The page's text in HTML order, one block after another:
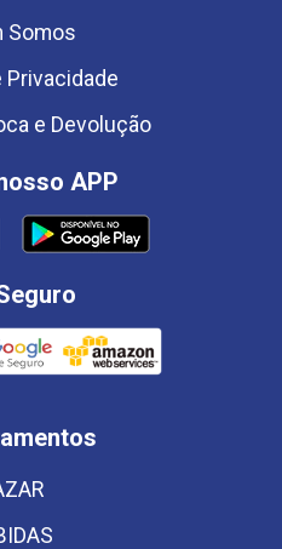
Somos
Privacidade
e Devolução
APP